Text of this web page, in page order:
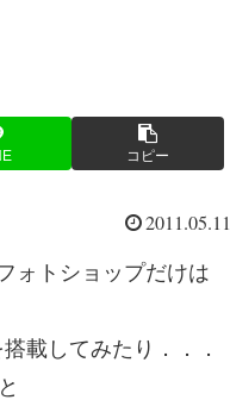
コピー
2011.05.11
ォトショップだけは
載してみたり．．．